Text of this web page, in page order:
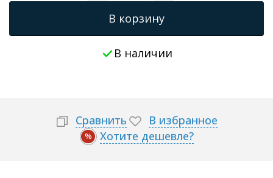
В корзину
В наличии
Сравнить В избранное
% Хотите дешевле?